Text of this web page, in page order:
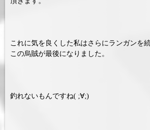
これに気を良くした私はさらにランガンを
この烏賊が最後になりました。
釣れないもんですね( ;∀;)